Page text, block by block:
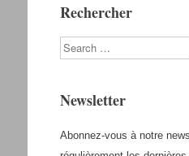
Rechercher
Search
Newsletter